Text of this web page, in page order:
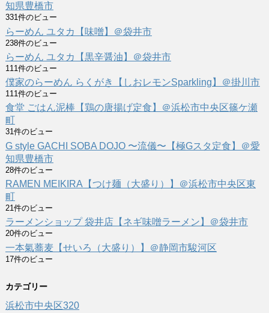
知県豊橋市
331件のビュー
らーめん ユタカ【味噌】＠袋井市
238件のビュー
らーめん ユタカ【黒辛醤油】＠袋井市
111件のビュー
僕家のらーめん らくがき【しおレモンSparkling】＠掛川市
111件のビュー
食堂 ごはん泥棒【鶏の唐揚げ定食】＠浜松市中央区篠ケ瀬
町
31件のビュー
G style GACHI SOBA DOJO 〜流儀〜【極Gスタ定食】＠愛
知県豊橋市
28件のビュー
RAMEN MEIKIRA【つけ麺（大盛り）】＠浜松市中央区東
町
21件のビュー
ラーメンショップ 袋井店【ネギ味噌ラーメン】＠袋井市
20件のビュー
一本氣蕎麦【せいろ（大盛り）】＠静岡市駿河区
17件のビュー
カテゴリー
浜松市中央区320